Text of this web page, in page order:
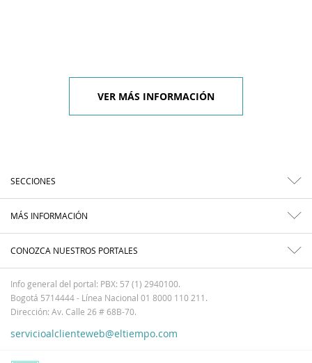
VER MÁS INFORMACIÓN
SECCIONES
MÁS INFORMACIÓN
CONOZCA NUESTROS PORTALES
Info general del portal: PBX: 57 (1) 2940100.
Bogotá 5714444 - Línea Nacional 01 8000 110 211.
Dirección: Av. Calle 26 # 68B-70.
servicioalclienteweb@eltiempo.com